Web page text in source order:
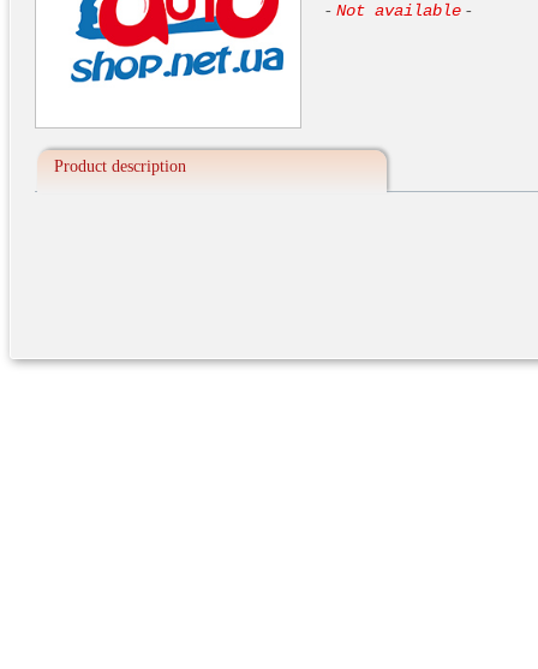
- Not available -
Product description